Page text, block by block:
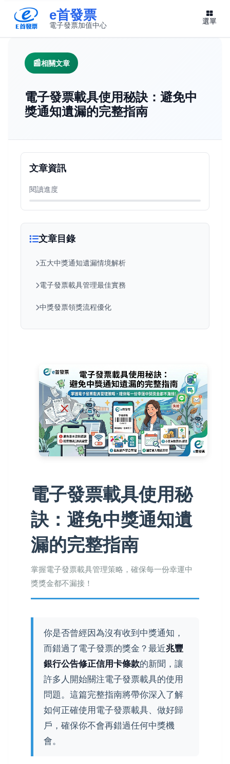
e首發票
電子發票加值中心 選單
相關文章
電子發票載具使用秘訣：避免中
獎通知遺漏的完整指南
文章目錄
五大中獎通知遺漏情境解析
電子發票載具管理最佳實務
中獎發票領獎流程優化
電子發票載具使用秘
訣：避免中獎通知遺
漏的完整指南
掌握電子發票載具管理策略，確保每一份幸運中
獎獎金都不漏接！
你是否曾經因為沒有收到中獎通知，
而錯過了電子發票的獎金？最近兆豐
銀行公告修正信用卡條款的新聞，讓
許多人開始關注電子發票載具的使用
問題。這篇完整指南將帶你深入了解
如何正確使用電子發票載具、做好歸
戶，確保你不會再錯過任何中獎機
會。
文章資訊
閱讀進度